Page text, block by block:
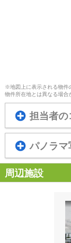
※地図上に表示される物件
物件所在地とは異なる場合
担当者の
パノラマ
周辺施設